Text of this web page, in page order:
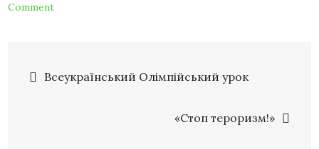
Comment
Всеукраїнський Олімпійський урок
«Стоп тероризм!»